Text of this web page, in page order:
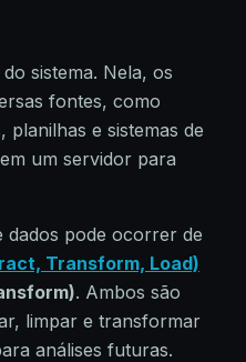
sistema. Nela, os
fontes, como
planilhas e sistemas de
um servidor para
dados pode ocorrer de
Transform, Load)
. Ambos são
limpar e transformar
análises futuras.